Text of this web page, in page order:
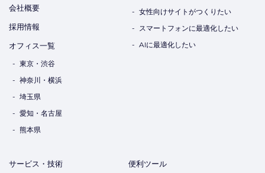
会社概要
採用情報
オフィス一覧
東京・渋谷
神奈川・横浜
埼玉県
愛知・名古屋
熊本県
女性向けサイトがつくりたい
スマートフォンに最適化したい
AIに最適化したい
サービス・技術 便利ツール